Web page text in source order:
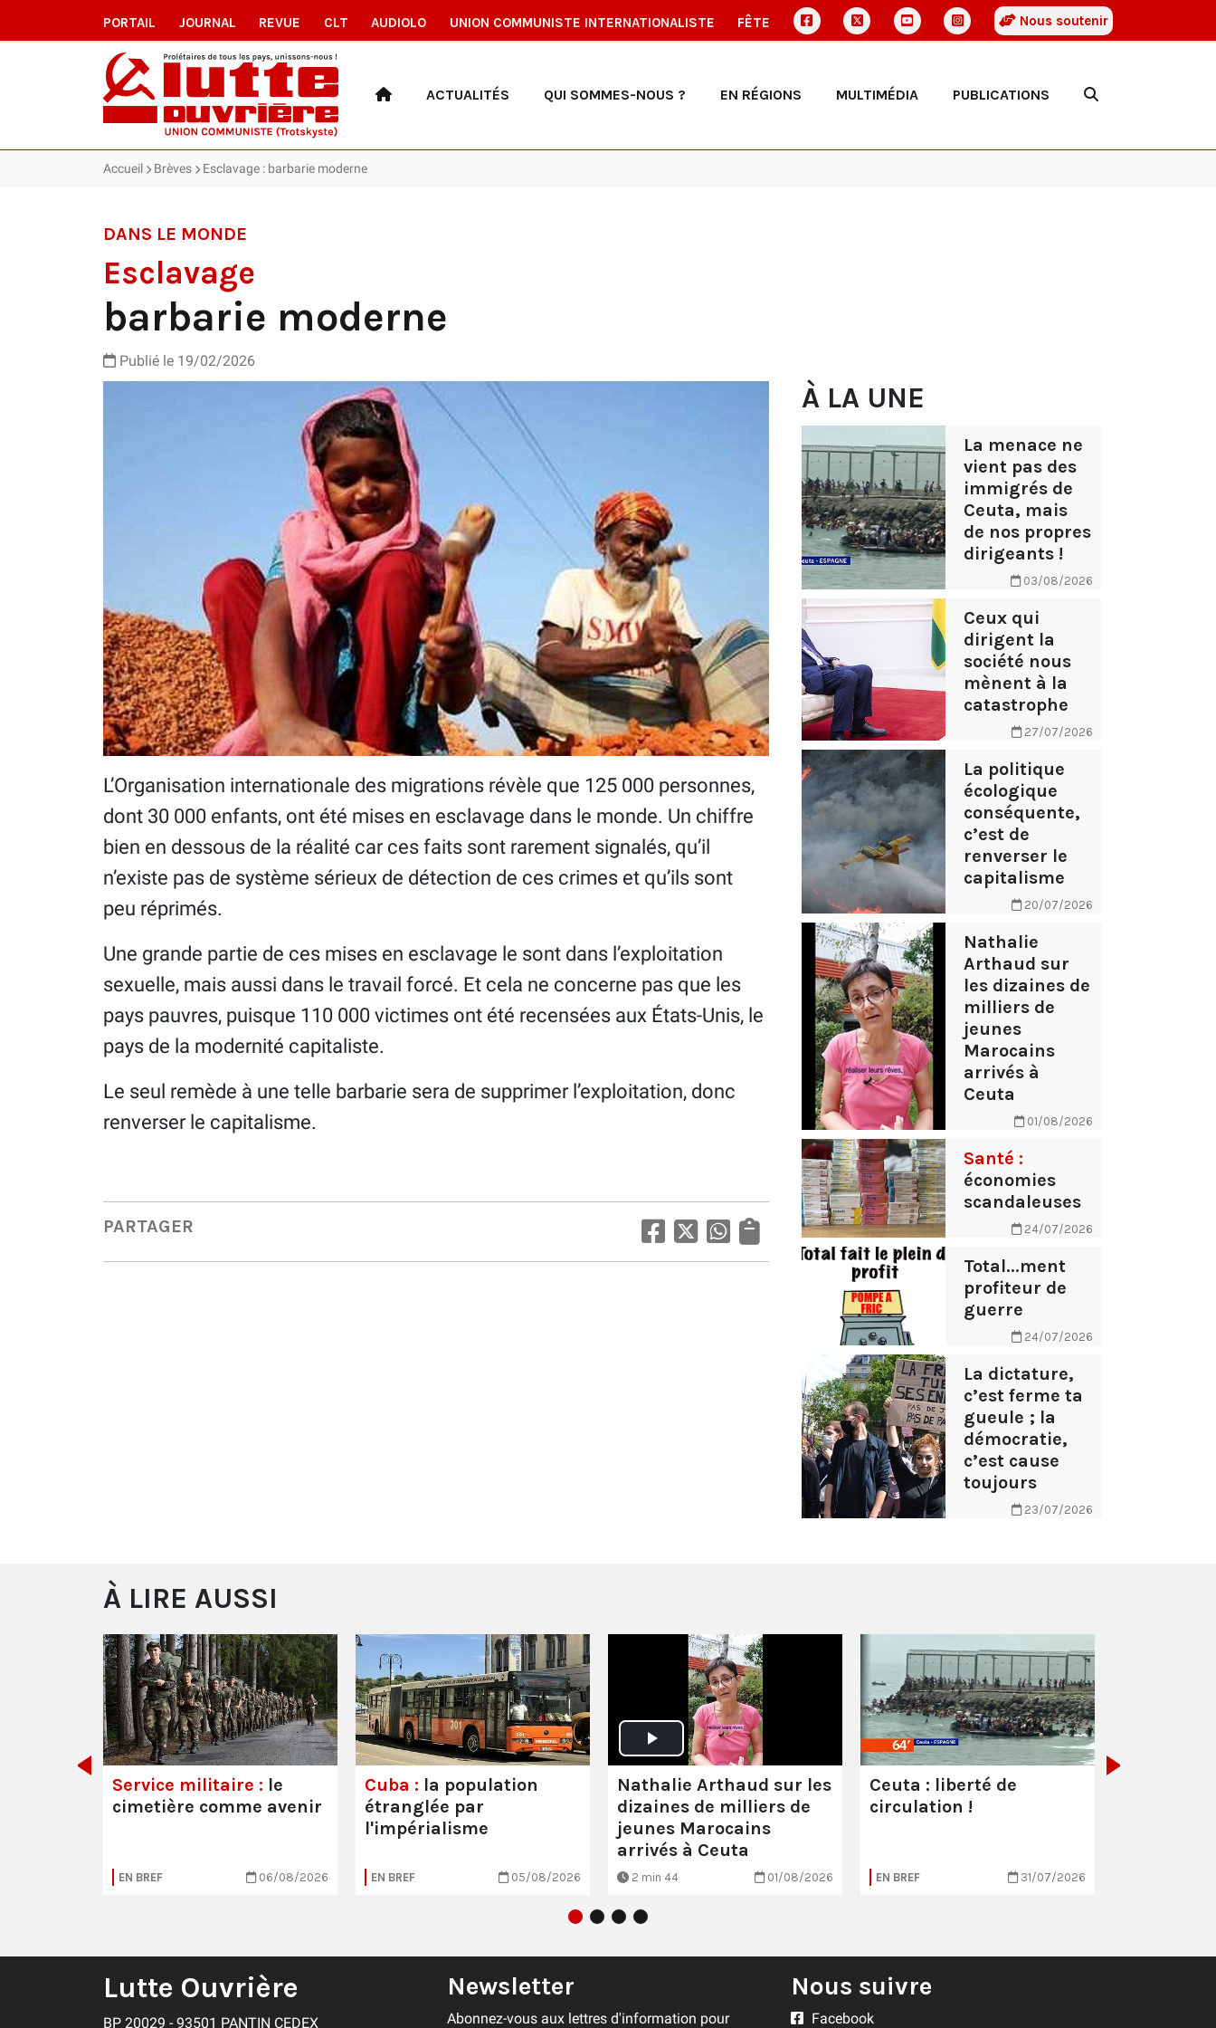
PORTAIL JOURNAL REVUE CLT AUDIOLO UNION COMMUNISTE INTERNATIONALISTE FÊTE Nous soutenir
ACTUALITÉS QUI SOMMES-NOUS ? EN RÉGIONS MULTIMÉDIA PUBLICATIONS
Accueil Brèves Esclavage : barbarie moderne
DANS LE MONDE
Esclavage
barbarie moderne
Publié le 19/02/2026
L’Organisation internationale des migrations révèle que 125 000 personnes,
dont 30 000 enfants, ont été mises en esclavage dans le monde. Un chiffre
bien en dessous de la réalité car ces faits sont rarement signalés, qu’il
n’existe pas de système sérieux de détection de ces crimes et qu’ils sont
peu réprimés.
Une grande partie de ces mises en esclavage le sont dans l’exploitation
sexuelle, mais aussi dans le travail forcé. Et cela ne concerne pas que les
pays pauvres, puisque 110 000 victimes ont été recensées aux États-Unis, le
pays de la modernité capitaliste.
Le seul remède à une telle barbarie sera de supprimer l’exploitation, donc
renverser le capitalisme.
PARTAGER
À LA UNE
La menace ne
vient pas des
immigrés de
Ceuta, mais
de nos propres
dirigeants !
03/08/2026
Ceux qui
dirigent la
société nous
mènent à la
catastrophe
27/07/2026
La politique
écologique
conséquente,
c’est de
renverser le
capitalisme
20/07/2026
Nathalie
Arthaud sur
les dizaines de
milliers de
jeunes
Marocains
arrivés à
Ceuta
01/08/2026
Santé :
économies
scandaleuses
24/07/2026
Total...ment
profiteur de
guerre
24/07/2026
La dictature,
c’est ferme ta
gueule ; la
démocratie,
c’est cause
toujours
23/07/2026
À LIRE AUSSI
Service militaire : le
cimetière comme avenir
EN BREF 06/08/2026
Cuba : la population
étranglée par
l'impérialisme
EN BREF 05/08/2026
Nathalie Arthaud sur les
dizaines de milliers de
jeunes Marocains
arrivés à Ceuta
2 min 44 01/08/2026
Ceuta : liberté de
circulation !
EN BREF 31/07/2026
Lutte Ouvrière
BP 20029 - 93501 PANTIN CEDEX
Newsletter
Abonnez-vous aux lettres d'information pour
Nous suivre
Facebook